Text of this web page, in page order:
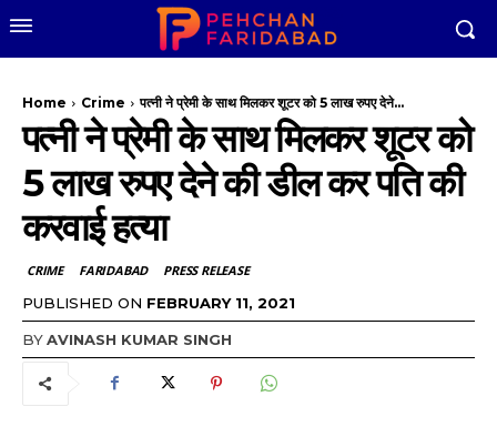
Home Crime पत्नी ने प्रेमी के साथ मिलकर शूटर को 5 लाख रुपए देने...
पत्नी ने प्रेमी के साथ मिलकर शूटर को
5 लाख रुपए देने की डील कर पति की
करवाई हत्या
CRIME FARIDABAD PRESS RELEASE
PUBLISHED ON FEBRUARY 11, 2021
BYAVINASH KUMAR SINGH